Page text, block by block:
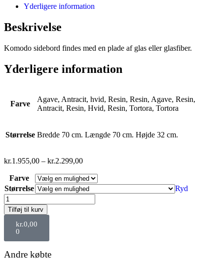
Yderligere information
Beskrivelse
Komodo sidebord findes med en plade af glas eller glasfiber.
Yderligere information
Farve
Agave, Antracit, hvid, Resin, Resin, Agave, Resin,
Antracit, Resin, Hvid, Resin, Tortora, Tortora
Størrelse Bredde 70 cm. Længde 70 cm. Højde 32 cm.
kr.1.955,00 – kr.2.299,00
Farve
Størrelse
Ryd
Tilføj til kurv
kr.0,00
0
Andre købte